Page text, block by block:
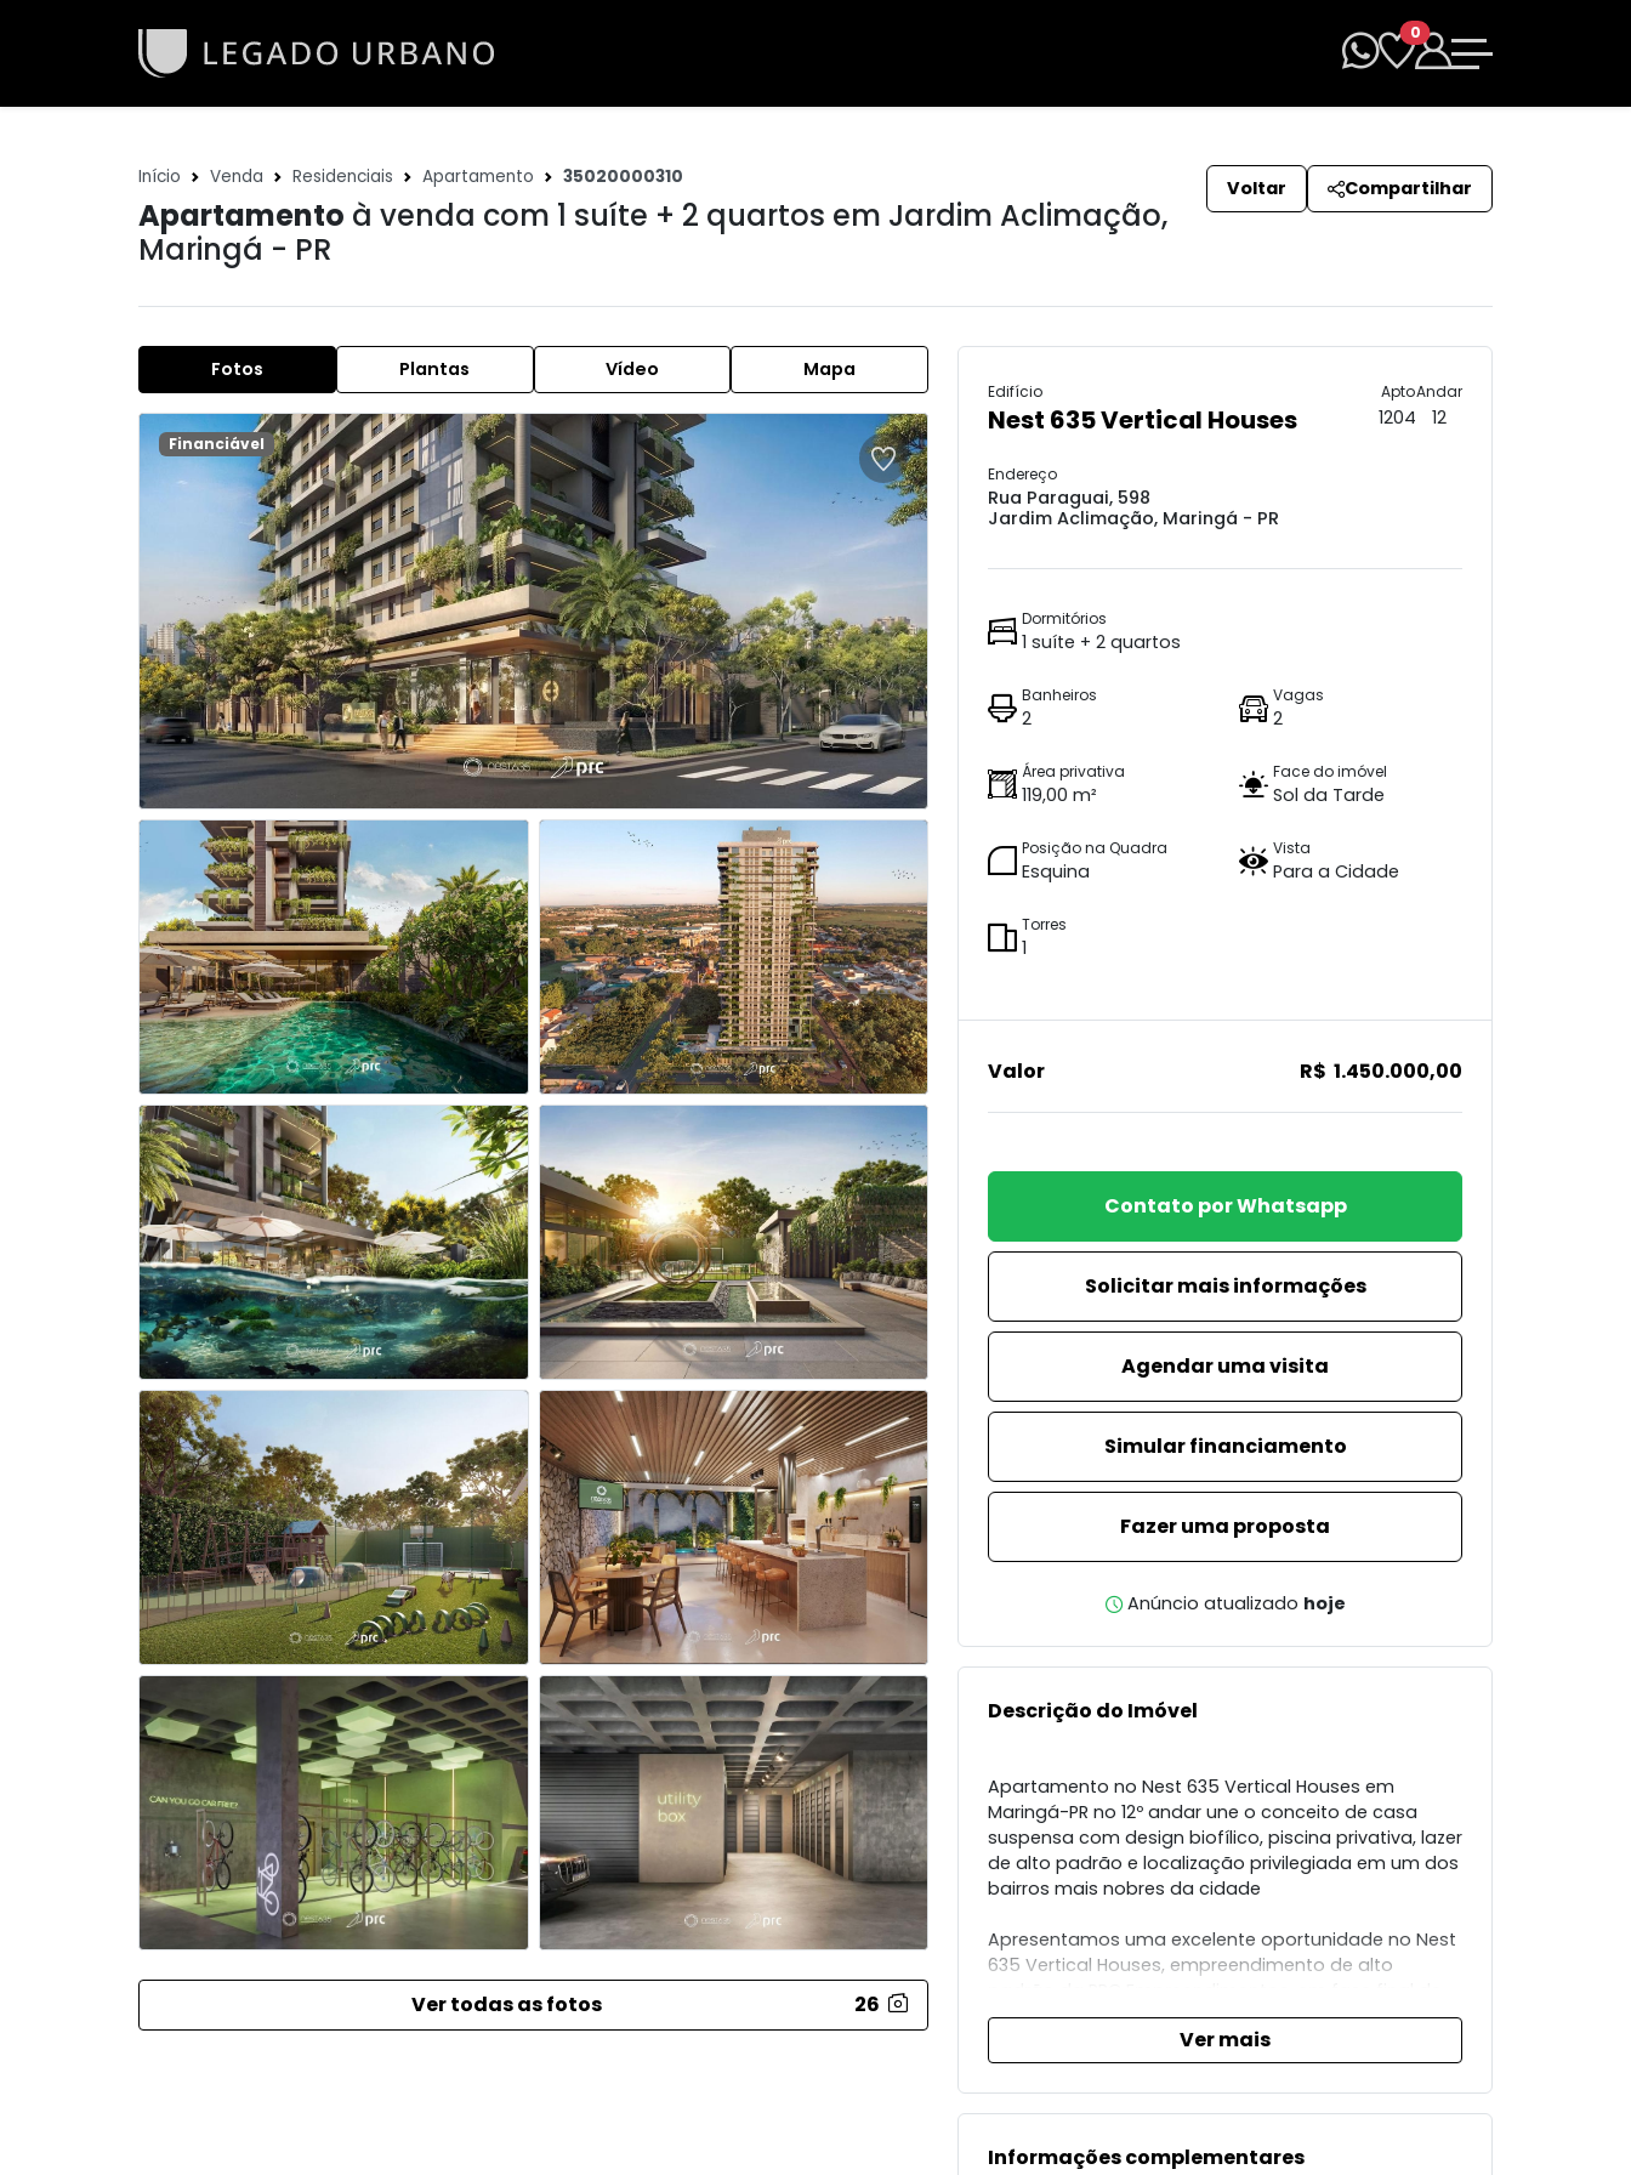
0
Início Venda Residenciais Apartamento 35020000310
Apartamento à venda com 1 suíte + 2 quartos em Jardim Aclimação,
Maringá - PR
Voltar Compartilhar
Fotos Plantas Vídeo Mapa
Financiável
Ver todas as fotos 26
Edifício
Nest 635 Vertical Houses
Apto
1204
Andar
12
Endereço
Rua Paraguai, 598
Jardim Aclimação, Maringá - PR
Dormitórios
1 suíte + 2 quartos
Banheiros
2
Vagas
2
Área privativa
119,00 m²
Face do imóvel
Sol da Tarde
Posição na Quadra
Esquina
Vista
Para a Cidade
Torres
1
Valor R$ 1.450.000,00
Contato por Whatsapp
Solicitar mais informações
Agendar uma visita
Simular financiamento
Fazer uma proposta
Anúncio atualizado hoje
Descrição do Imóvel
Apartamento no Nest 635 Vertical Houses em
Maringá-PR no 12º andar une o conceito de casa
suspensa com design biofílico, piscina privativa, lazer
de alto padrão e localização privilegiada em um dos
bairros mais nobres da cidade
Apresentamos uma excelente oportunidade no Nest
635 Vertical Houses, empreendimento de alto
construção com entrega prevista para junho/2026
O apartamento 1204, localizado no 12º andar, possui
119 m² e foi projetado para oferecer o equilíbrio
perfeito entre conforto, funcionalidade e
sofisticação. A planta é ampla e bem distribuída,
com 1 suíte + 2 dormitórios, sala espaçosa para dois
Ver mais
Informações complementares